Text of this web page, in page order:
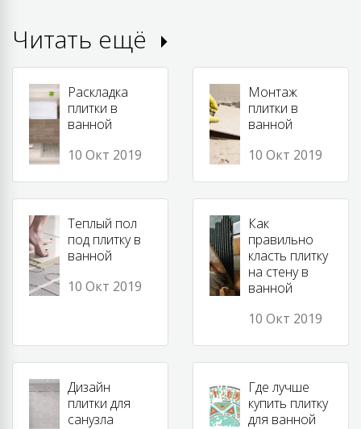
Читать ещё
Раскладка
плитки в
ванной
10 Окт 2019
Монтаж
плитки в
ванной
10 Окт 2019
Теплый пол
под плитку в
ванной
10 Окт 2019
Как
правильно
класть плитку
на стену в
ванной
10 Окт 2019
Дизайн
плитки для
санузла
Где лучше
купить плитку
для ванной